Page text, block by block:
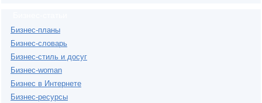
Бизнес-планы
Бизнес-словарь
Бизнес-стиль и досуг
Бизнес-woman
Бизнес в Интернете
Бизнес-ресурсы